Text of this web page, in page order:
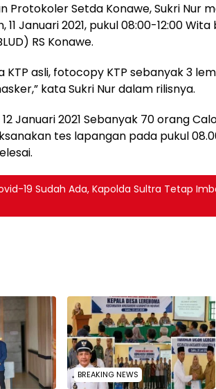
Protokoler Setda Konawe, Sukri Nur
11 Januari 2021, pukul 08:00-12:00
RS Konawe.
KTP asli, fotocopy KTP sebanyak 3
kata Sukri Nur dalam rilisnya.
12 Januari 2021 Sebanyak 70 orang
tes lapangan pada pukul
19 Sudah Ada, Kapolda Sultra Tetap
BREAKING NEWS